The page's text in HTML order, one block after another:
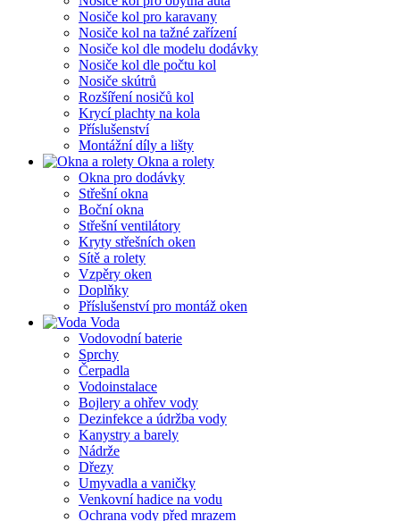
Nosiče kol pro karavany
Nosiče kol na tažné zařízení
Nosiče kol dle modelu dodávky
Nosiče kol dle počtu kol
Nosiče skútrů
Rozšíření nosičů kol
Krycí plachty na kola
Příslušenství
Montážní díly a lišty
Okna a rolety
Okna pro dodávky
Střešní okna
Boční okna
Střešní ventilátory
Kryty střešních oken
Sítě a rolety
Vzpěry oken
Doplňky
Příslušenství pro montáž oken
Voda
Vodovodní baterie
Sprchy
Čerpadla
Vodoinstalace
Bojlery a ohřev vody
Dezinfekce a údržba vody
Kanystry a barely
Nádrže
Dřezy
Umyvadla a vaničky
Venkovní hadice na vodu
Ochrana vody před mrazem